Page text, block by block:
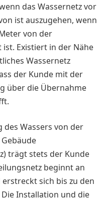
das Wassernetz vor
ist auszugehen, wenn
von der
Existiert in der Nähe
Wassernetz
der Kunde mit der
über die Übernahme
des Wassers von der
trägt stets der Kunde
beginnt an
sich bis zu den
Installation und die